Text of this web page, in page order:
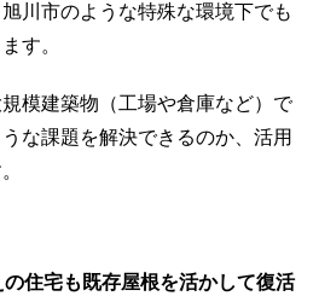
川市のような特殊な環境下でも
す。
模建築物（工場や倉庫など）で
な課題を解決できるのか、活用
の住宅も既存屋根を活かして復活